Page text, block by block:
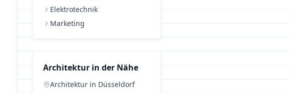
Elektrotechnik
Marketing
Architektur in der Nähe
Architektur in Düsseldorf